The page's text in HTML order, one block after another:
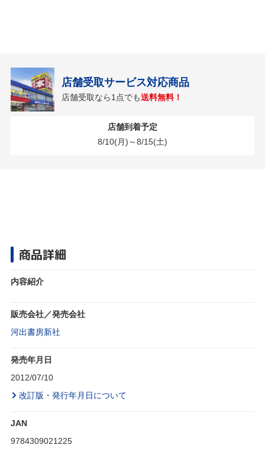
店舗受取サービス対応商品
店舗受取なら1点でも送料無料！
店舗到着予定
8/10(月)～8/15(土)
商品詳細
内容紹介
販売会社／発売会社
河出書房新社
発売年月日
2012/07/10
改訂版・発行年月日について
JAN
9784309021225